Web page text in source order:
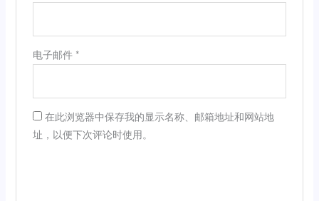
电子邮件 *
在此浏览器中保存我的显示名称、邮箱地址和网站地
址，以便下次评论时使用。